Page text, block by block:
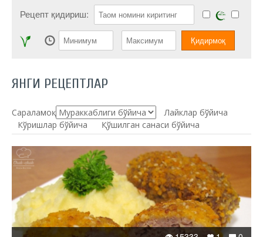
Рецепт қидириш:
ЯНГИ РЕЦЕПТЛАР
Сараламоқ:
Лайклар бўйича
Кўришлар бўйича
Қўшилган санаси бўйича